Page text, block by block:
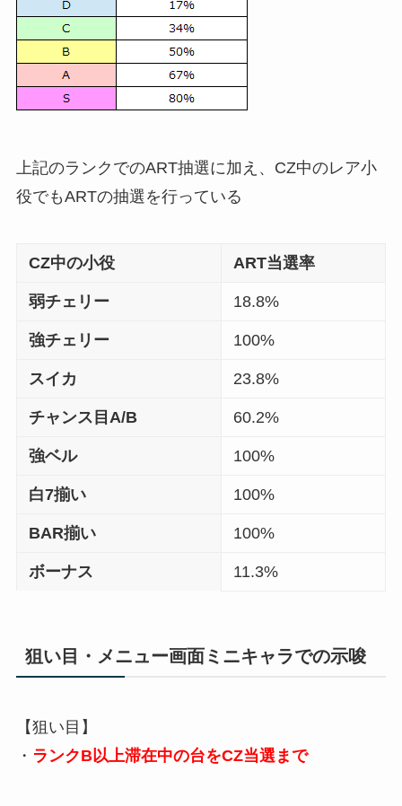
上記のランクでのART抽選に加え、CZ中のレア小
役でもARTの抽選を行っている
CZ中の小役 ART当選率
弱チェリー 18.8%
強チェリー 100%
スイカ 23.8%
チャンス目A/B 60.2%
強ベル 100%
白7揃い 100%
BAR揃い 100%
ボーナス 11.3%
狙い目・メニュー画面ミニキャラでの示唆
【狙い目】
・ ランクB以上滞在中の台をCZ当選まで